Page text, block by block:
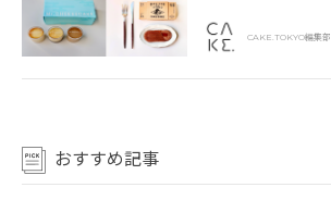
CAKE.TOKYO編集部
おすすめ記事